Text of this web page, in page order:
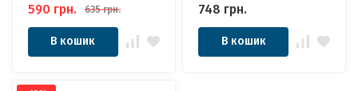
590 грн. 635 грн.
В кошик
748 грн.
В кошик